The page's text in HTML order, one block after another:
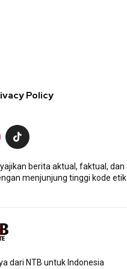
Policy
berita aktual, faktual, dan
menjunjung tinggi kode etik
dari NTB untuk Indonesia